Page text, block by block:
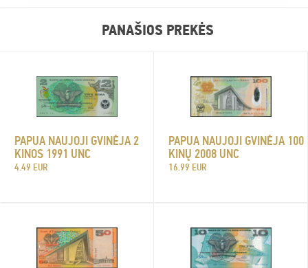
PANAŠIOS PREKĖS
PAPUA NAUJOJI GVINĖJA 2
KINOS 1991 UNC
4.49 EUR
PAPUA NAUJOJI GVINĖJA 100
KINŲ 2008 UNC
16.99 EUR